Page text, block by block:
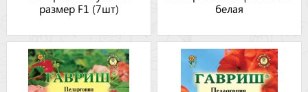
размер F1 (7шт)
белая